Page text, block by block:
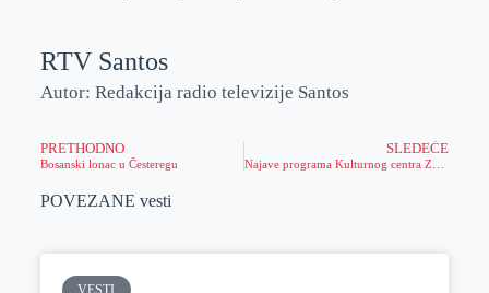
RTV Santos
Autor: Redakcija radio televizije Santos
PRETHODNO
Bosanski lonac u Česteregu
SLEDEĆE
POVEZANE vesti
VESTI